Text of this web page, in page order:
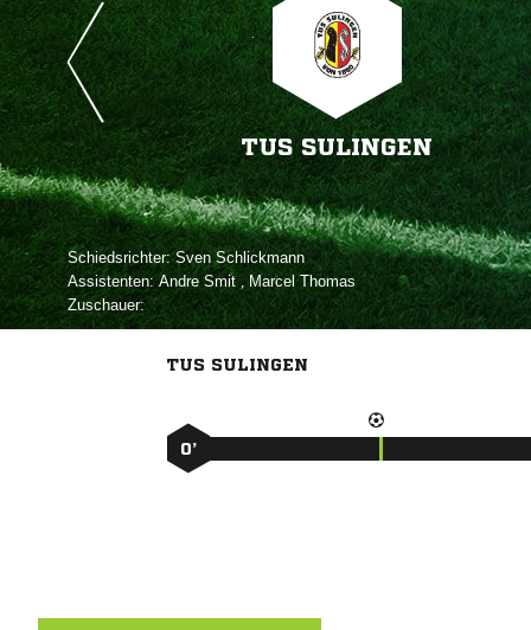
TUS SULINGEN
Schiedsrichter: 
Assistenten:   ,  
Zuschauer:
TUS SULINGEN
0’